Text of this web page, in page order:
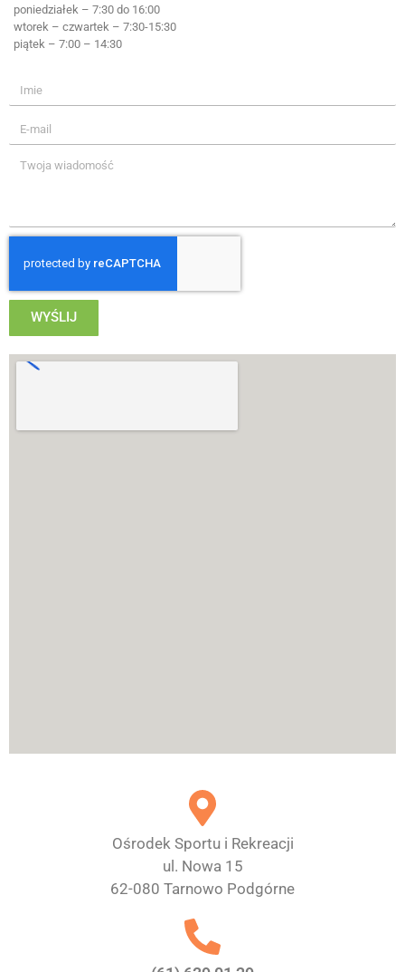
poniedziałek – 7:30 do 16:00
wtorek – czwartek – 7:30-15:30
piątek – 7:00 – 14:30
WYŚLIJ
Ośrodek Sportu i Rekreacji
ul. Nowa 15
62-080 Tarnowo Podgórne